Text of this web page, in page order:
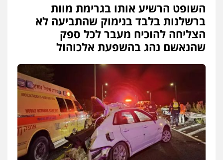
השופט הרשיע אותו בגרימת מוות
ברשלנות בלבד בנימוק שהתביעה לא
הצליחה להוכיח מעבר לכל ספק
שהנאשם נהג בהשפעת אלכוהול